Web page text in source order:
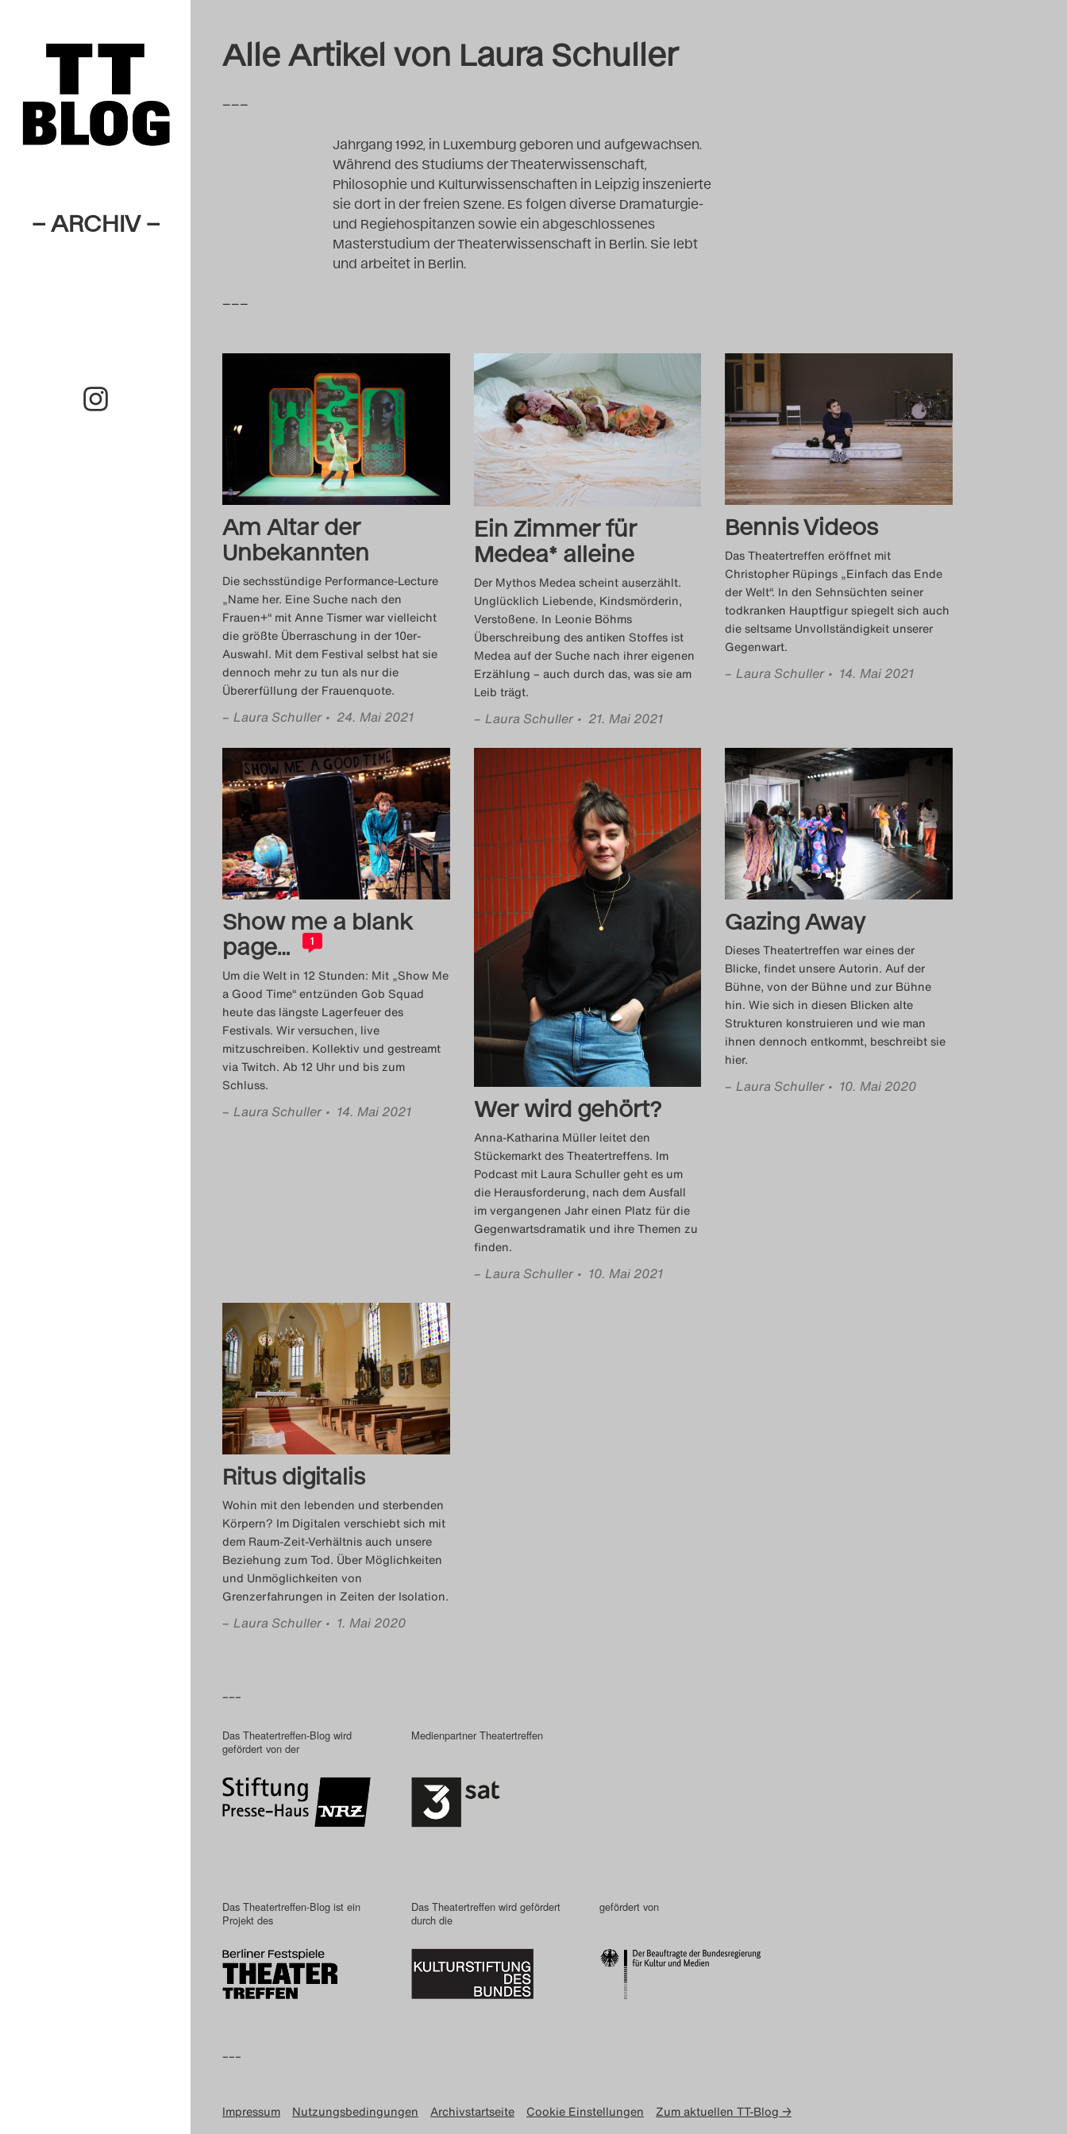
– ARCHIV –
Alle Artikel von Laura Schuller
–––
Jahrgang 1992, in Luxemburg geboren und aufgewachsen.
Während des Studiums der Theaterwissenschaft,
Philosophie und Kulturwissenschaften in Leipzig inszenierte
sie dort in der freien Szene. Es folgen diverse Dramaturgie-
und Regiehospitanzen sowie ein abgeschlossenes
Masterstudium der Theaterwissenschaft in Berlin. Sie lebt
und arbeitet in Berlin.
–––
Am Altar der
Unbekannten
Die sechsstündige Performance-Lecture
„Name her. Eine Suche nach den
Frauen+“ mit Anne Tismer war vielleicht
die größte Überraschung in der 10er-
Auswahl. Mit dem Festival selbst hat sie
dennoch mehr zu tun als nur die
Übererfüllung der Frauenquote.
– Laura Schuller • 24. Mai 2021
Ein Zimmer für
Medea* alleine
Der Mythos Medea scheint auserzählt.
Unglücklich Liebende, Kindsmörderin,
Verstoßene. In Leonie Böhms
Überschreibung des antiken Stoffes ist
Medea auf der Suche nach ihrer eigenen
Erzählung – auch durch das, was sie am
Leib trägt.
– Laura Schuller • 21. Mai 2021
Bennis Videos
Das Theatertreffen eröffnet mit
Christopher Rüpings „Einfach das Ende
der Welt“. In den Sehnsüchten seiner
todkranken Hauptfigur spiegelt sich auch
die seltsame Unvollständigkeit unserer
Gegenwart.
– Laura Schuller • 14. Mai 2021
Show me a blank
page…
1
Um die Welt in 12 Stunden: Mit „Show Me
a Good Time“ entzünden Gob Squad
heute das längste Lagerfeuer des
Festivals. Wir versuchen, live
mitzuschreiben. Kollektiv und gestreamt
via Twitch. Ab 12 Uhr und bis zum
Schluss.
– Laura Schuller • 14. Mai 2021 Wer wird gehört?
Anna-Katharina Müller leitet den
Stückemarkt des Theatertreffens. Im
Podcast mit Laura Schuller geht es um
die Herausforderung, nach dem Ausfall
im vergangenen Jahr einen Platz für die
Gegenwartsdramatik und ihre Themen zu
finden.
– Laura Schuller • 10. Mai 2021
Gazing Away
Dieses Theatertreffen war eines der
Blicke, findet unsere Autorin. Auf der
Bühne, von der Bühne und zur Bühne
hin. Wie sich in diesen Blicken alte
Strukturen konstruieren und wie man
ihnen dennoch entkommt, beschreibt sie
hier.
– Laura Schuller • 10. Mai 2020
Ritus digitalis
Wohin mit den lebenden und sterbenden
Körpern? Im Digitalen verschiebt sich mit
dem Raum-Zeit-Verhältnis auch unsere
Beziehung zum Tod. Über Möglichkeiten
und Unmöglichkeiten von
Grenzerfahrungen in Zeiten der Isolation.
– Laura Schuller • 1. Mai 2020
–––
Das Theatertreffen-Blog wird
gefördert von der
Medienpartner Theatertreffen
Das Theatertreffen-Blog ist ein
Projekt des
Das Theatertreffen wird gefördert
durch die
gefördert von
–––
Impressum Nutzungsbedingungen Archivstartseite Cookie Einstellungen Zum aktuellen TT-Blog →